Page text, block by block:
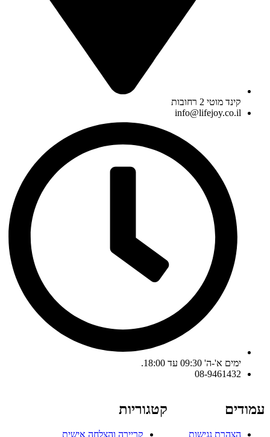
קינד מוטי 2 רחובות
info@lifejoy.co.il
ימים א'-ה' 09:30 עד 18:00.
08-9461432
עמודים
הצהרת נגישות
קטגוריות
קריירה והצלחה אישית